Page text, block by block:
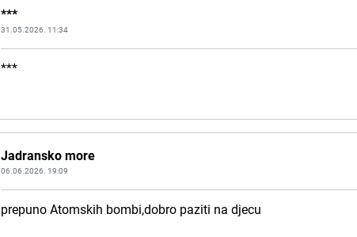
***
31.05.2026. 11:34
***
Jadransko more
06.06.2026. 19:09
prepuno Atomskih bombi,dobro paziti na djecu